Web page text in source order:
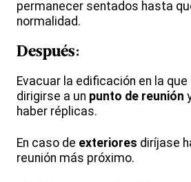
permanecer sentados hasta
normalidad.
Después:
Evacuar la edificación en la
dirigirse a un punto de reunión
haber réplicas.
En caso de exteriores diríjase
reunión más próximo.